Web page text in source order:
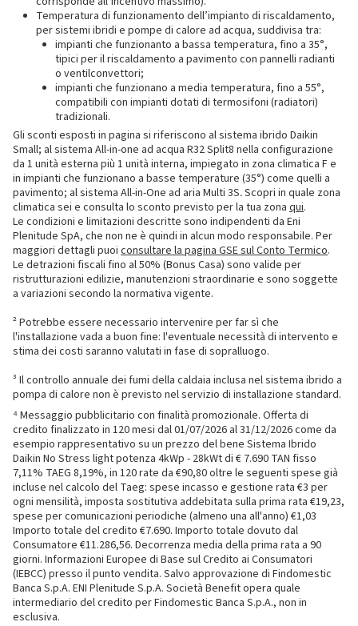
Temperatura di funzionamento dell’impianto di riscaldamento,
per sistemi ibridi e pompe di calore ad acqua, suddivisa tra:
impianti che funzionanto a bassa temperatura, fino a 35°,
tipici per il riscaldamento a pavimento con pannelli radianti
o ventilconvettori;
impianti che funzionano a media temperatura, fino a 55°,
compatibili con impianti dotati di termosifoni (radiatori)
tradizionali.
Gli sconti esposti in pagina si riferiscono al sistema ibrido Daikin
Small; al sistema All-in-one ad acqua R32 Split8 nella configurazione
da 1 unità esterna più 1 unità interna, impiegato in zona climatica F e
in impianti che funzionano a basse temperature (35°) come quelli a
pavimento; al sistema All-in-One ad aria Multi 3S.Scopri in quale zona
climatica sei e consulta lo sconto previsto per la tua zona qui.
Le condizioni e limitazioni descritte sono indipendenti da Eni
Plenitude SpA, che non ne è quindi in alcun modo responsabile. Per
maggiori dettagli puoi consultare la pagina GSE sul Conto Termico.
Le detrazioni fiscali fino al 50% (Bonus Casa) sono valide per
ristrutturazioni edilizie, manutenzioni straordinarie e sono soggette
a variazioni secondo la normativa vigente.
² Potrebbe essere necessario intervenire per far sì che
l'installazione vada a buon fine: l'eventuale necessità di intervento e
stima dei costi saranno valutati in fase di sopralluogo.
³ Il controllo annuale dei fumi della caldaia inclusa nel sistema ibrido a
pompa di calore non è previsto nel servizio di installazione standard.
⁴ Messaggio pubblicitario con finalità promozionale. Offerta di
credito finalizzato in 120 mesi dal 01/07/2026 al 31/12/2026 come da
esempio rappresentativo su un prezzo del bene Sistema Ibrido
Daikin No Stress light potenza 4kWp - 28kWt di € 7.690 TAN fisso
7,11% TAEG 8,19%, in 120 rate da €90,80 oltre le seguenti spese già
incluse nel calcolo del Taeg: spese incasso e gestione rata €3 per
ogni mensilità, imposta sostitutiva addebitata sulla prima rata €19,23,
spese per comunicazioni periodiche (almeno una all'anno) €1,03
Importo totale del credito €7.690. Importo totale dovuto dal
Consumatore €11.286,56. Decorrenza media della prima rata a 90
giorni. Informazioni Europee di Base sul Credito ai Consumatori
(IEBCC) presso il punto vendita. Salvo approvazione di Findomestic
Banca S.p.A. ENI Plenitude S.p.A. Società Benefit opera quale
intermediario del credito per Findomestic Banca S.p.A., non in
esclusiva.